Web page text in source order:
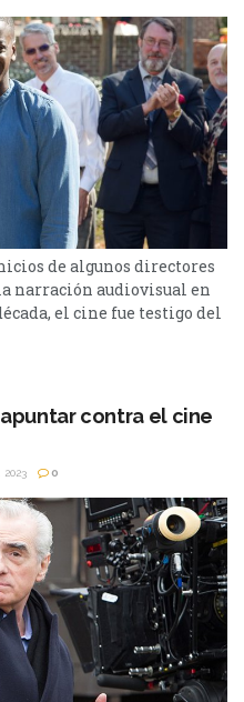
de algunos directores
narración audiovisual en
el cine fue testigo del
cuyas óperas
después en la historia.
contra el cine
2023 0